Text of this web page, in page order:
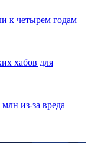
к четырем годам
хабов для
из-за вреда